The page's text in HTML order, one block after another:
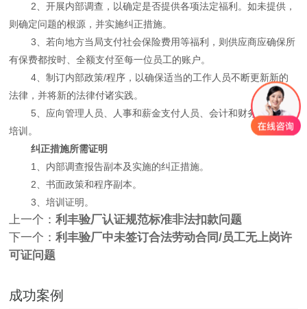
2、开展内部调查，以确定是否提供各项法定福利。如未提供，
则确定问题的根源，并实施纠正措施。
3、若向地方当局支付社会保险费用等福利，则供应商应确保所
有保费都按时、全额支付至每一位员工的账户。
4、制订内部政策/程序，以确保适当的工作人员不断更新新的
法律，并将新的法律付诸实践。
5、应向管理人员、人事和薪金支付人员、会计和财务人员提供
培训。
纠正措施所需证明
1、内部调查报告副本及实施的纠正措施。
2、书面政策和程序副本。
3、培训证明。
上一个：利丰验厂认证规范标准非法扣款问题
下一个：利丰验厂中未签订合法劳动合同/员工无上岗许
可证问题
成功案例